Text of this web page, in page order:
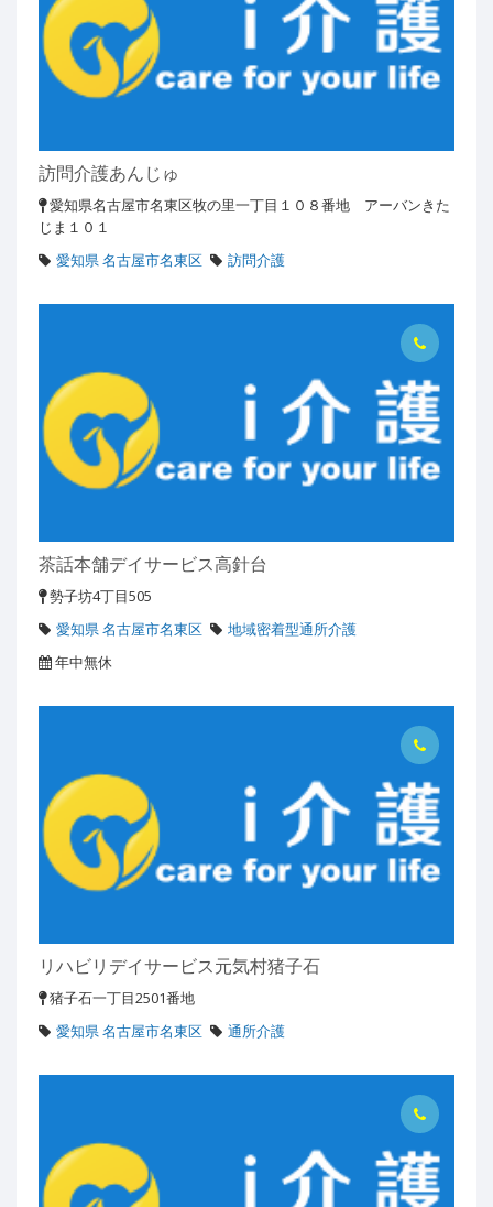
訪問介護あんじゅ
愛知県名古屋市名東区牧の里一丁目１０８番地 アーバンきた
じま１０１
愛知県 名古屋市名東区
訪問介護
茶話本舗デイサービス高針台
勢子坊4丁目505
愛知県 名古屋市名東区
地域密着型通所介護
年中無休
リハビリデイサービス元気村猪子石
猪子石一丁目2501番地
愛知県 名古屋市名東区
通所介護